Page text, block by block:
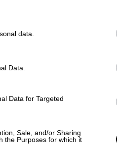
data.
Data.
Data for Targeted
Sale, and/or Sharing
the Purposes for which it
διάλογος, καθώς ο
περίπτωση, το
η πολυδιάσπαση
τον Κυριάκο
σε μια
να το αποκλείσει.